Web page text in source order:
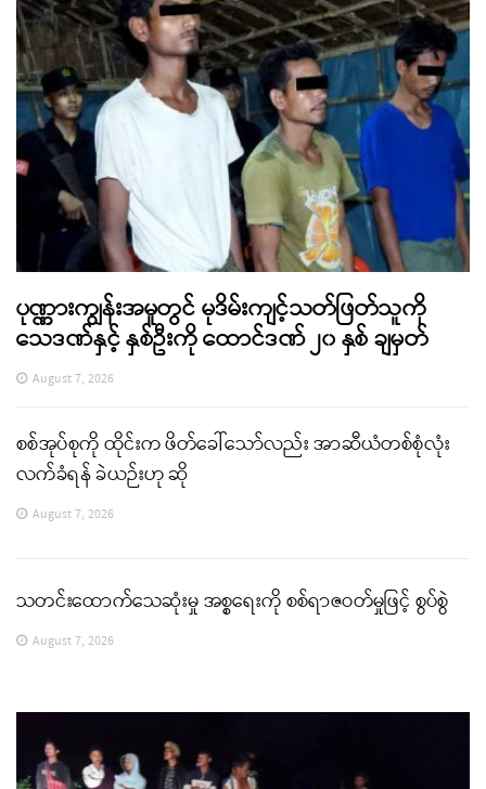
ပုဏ္ဏားကျွန်းအမှုတွင် မုဒိမ်းကျင့်သတ်ဖြတ်သူကို
သေဒဏ်နှင့် နှစ်ဦးကို ထောင်ဒဏ် ၂၀ နှစ် ချမှတ်
August 7, 2026
စစ်အုပ်စုကို ထိုင်းက ဖိတ်ခေါ်သော်လည်း အာဆီယံတစ်စုံလုံး
လက်ခံရန် ခဲယဉ်းဟု ဆို
August 7, 2026
သတင်းထောက်သေဆုံးမှု အစ္စရေးကို စစ်ရာဇဝတ်မှုဖြင့် စွပ်စွဲ
August 7, 2026